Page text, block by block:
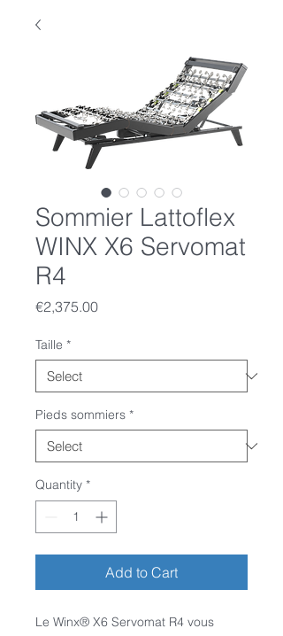
Sommier Lattoflex
WINX X6 Servomat
R4
€2,375.00Price
Taille *
Pieds sommiers *
Quantity *
Add to Cart
Le Winx® X6 Servomat R4 vous